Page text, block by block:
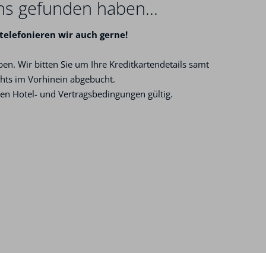
gefunden haben...
telefonieren wir auch gerne!
Wir bitten Sie um Ihre Kreditkartendetails samt
im Vorhinein abgebucht.
Hotel- und Vertragsbedingungen gültig.